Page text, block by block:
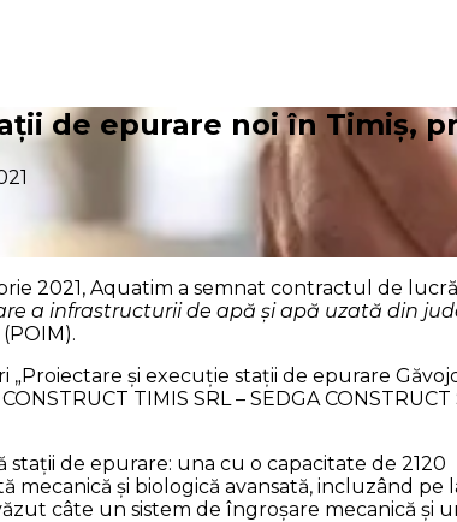
de epurare noi în Timiș,
2021, Aquatim a semnat contractul de
a infrastructurii de apă și apă uzată din
și execuție stații de epurare
CONSTRUCT TIMIS SRL – SEDGA
stații de epurare: una cu o capacitate de
mecanică și biologică avansată, incluzând
câte un sistem de îngroșare mecanică și